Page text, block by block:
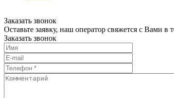
Заказать звонок
Оставьте заявку, наш оператор свяжется с Вами в
Заказать звонок